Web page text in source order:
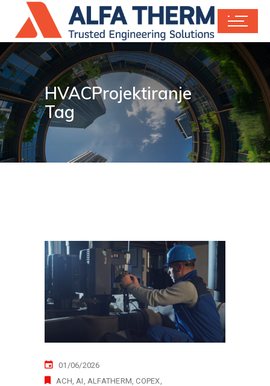
HVACProjektiranje
Tag
01/06/2026
ACH AI ALFATHERM COPEX